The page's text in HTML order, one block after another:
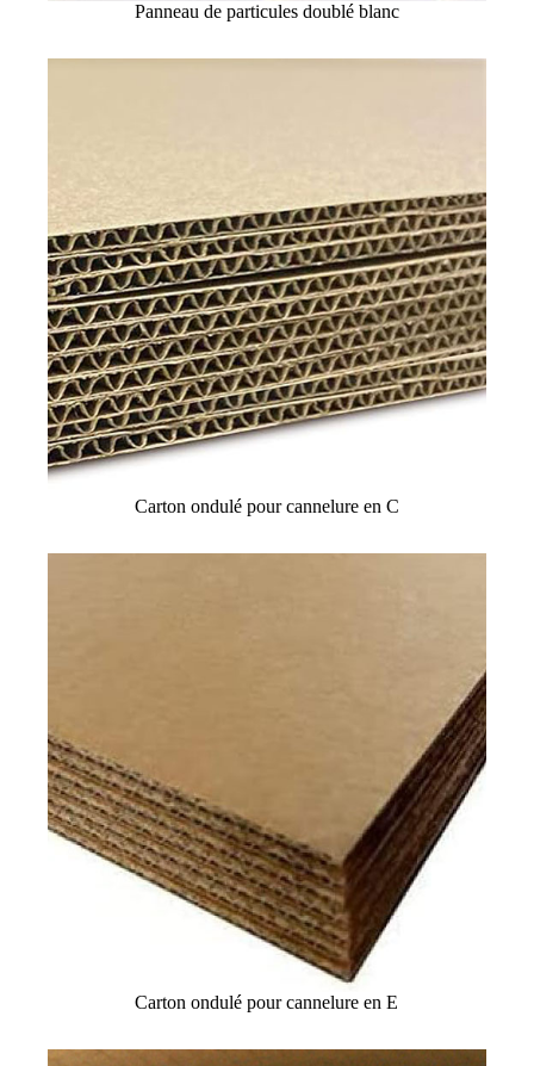
Panneau de particules doublé blanc
Carton ondulé pour cannelure en C
Carton ondulé pour cannelure en E